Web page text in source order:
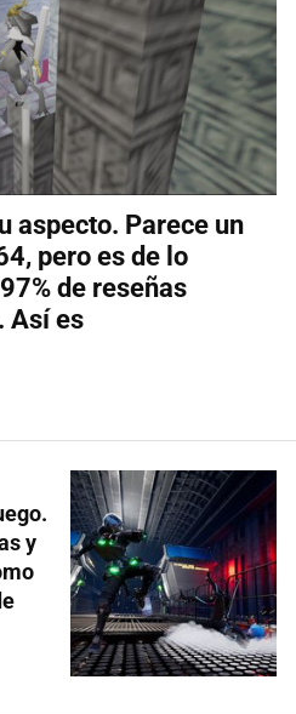
aspecto. Parece un
pero es de lo
de reseñas
Así es
y